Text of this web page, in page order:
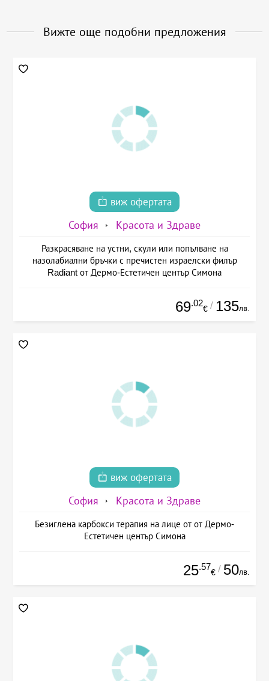
Вижте още подобни предложения
виж офертата
София Красота и Здраве
Разкрасяване на устни, скули или попълване на
назолабиални бръчки с пречистен израелски филър
Radiant от Дермо-Естетичен център Симона
69.02
€ / 135лв.
виж офертата
София Красота и Здраве
Безиглена карбокси терапия на лице от от Дермо-
Естетичен център Симона
25.57
€ / 50лв.